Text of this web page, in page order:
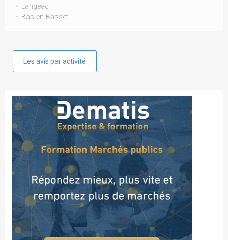
Langeac
Bas-en-Basset
Les avis par activité